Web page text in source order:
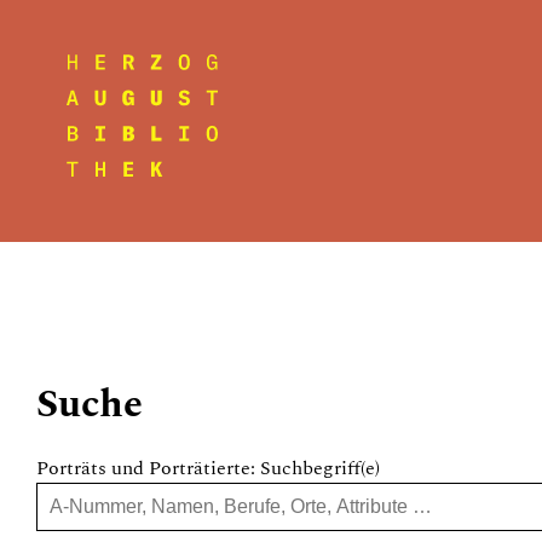
Suche
Porträts und Porträtierte: Suchbegriff(e)